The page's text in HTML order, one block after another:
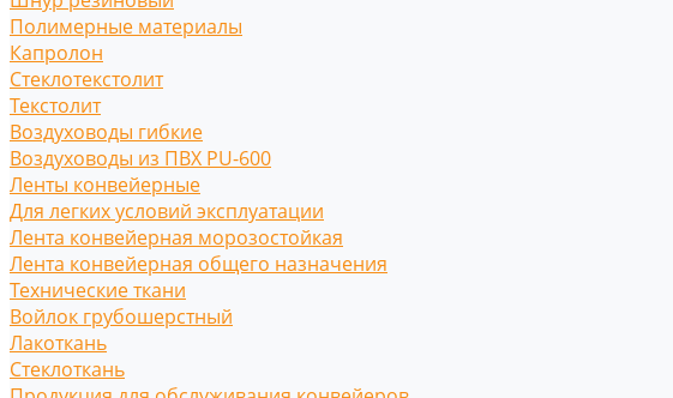
Полимерные материалы
Капролон
Стеклотекстолит
Текстолит
Воздуховоды гибкие
Воздуховоды из ПВХ PU-600
Ленты конвейерные
Для легких условий эксплуатации
Лента конвейерная морозостойкая
Лента конвейерная общего назначения
Технические ткани
Войлок грубошерстный
Лакоткань
Стеклоткань